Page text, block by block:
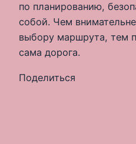
по планированию,
собой. Чем
выбору маршрута, тем
сама дорога.
Поделиться